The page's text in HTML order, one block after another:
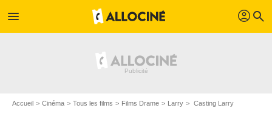
menu profil search
Accueil Cinéma Tous les films Films Drame Larry Casting Larry